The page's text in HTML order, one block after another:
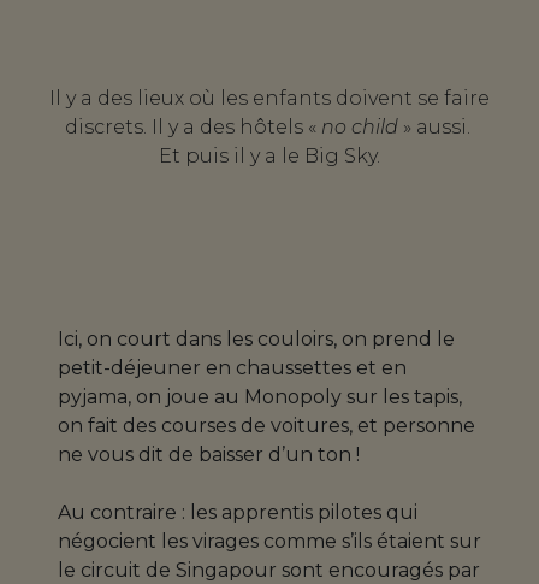
Il y a des lieux où les enfants doivent se faire
discrets. Il y a des hôtels « no child» aussi.
Et puis il y a le Big Sky.
Ici, on court dans les couloirs, on prend le
petit-déjeuner en chaussettes et en
pyjama, on joue au Monopoly sur les tapis,
on fait des courses de voitures, et personne
ne vous dit de baisser d’un ton !
Au contraire : les apprentis pilotes qui
négocient les virages comme s’ils étaient sur
le circuit de Singapour sont encouragés par